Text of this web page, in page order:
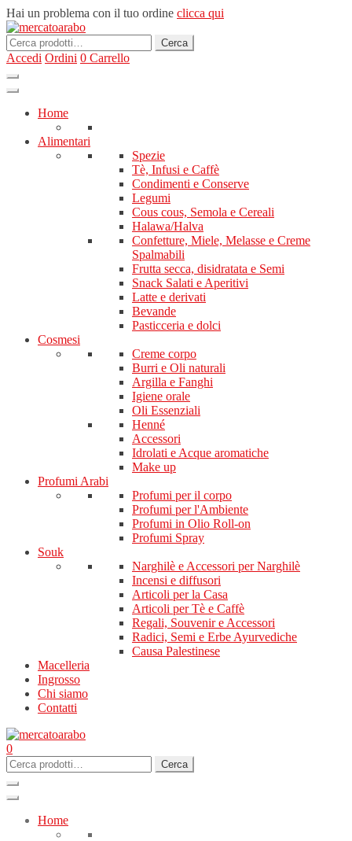
Hai un problema con il tuo ordine clicca qui
Cerca: Cerca
Accedi Ordini 0 Carrello
Home
Alimentari
Spezie
Tè, Infusi e Caffè
Condimenti e Conserve
Legumi
Cous cous, Semola e Cereali
Halawa/Halva
Confetture, Miele, Melasse e Creme
Spalmabili
Frutta secca, disidratata e Semi
Snack Salati e Aperitivi
Latte e derivati
Bevande
Pasticceria e dolci
Cosmesi
Creme corpo
Burri e Oli naturali
Argilla e Fanghi
Igiene orale
Oli Essenziali
Henné
Accessori
Idrolati e Acque aromatiche
Make up
Profumi Arabi
Profumi per il corpo
Profumi per l'Ambiente
Profumi in Olio Roll-on
Profumi Spray
Souk
Narghilè e Accessori per Narghilè
Incensi e diffusori
Articoli per la Casa
Articoli per Tè e Caffè
Regali, Souvenir e Accessori
Radici, Semi e Erbe Ayurvediche
Causa Palestinese
Macelleria
Ingrosso
Chi siamo
Contatti
0
Cerca:
Cerca
Home